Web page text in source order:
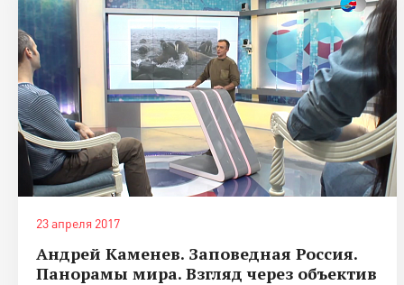
23 апреля 2017
Андрей Каменев. Заповедная Россия.
Панорамы мира. Взгляд через объектив